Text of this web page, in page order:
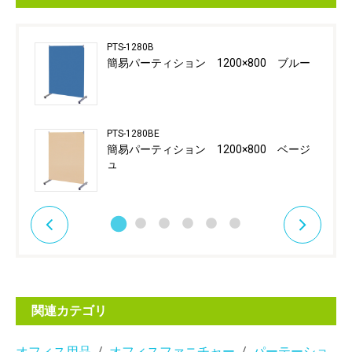
PTS-1280B
簡易パーティション 1200×800 ブルー
PTS-1280BE
簡易パーティション 1200×800 ベージ
ュ
関連カテゴリ